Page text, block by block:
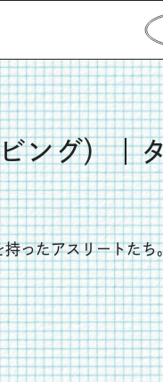
ング）｜
ったアスリートた